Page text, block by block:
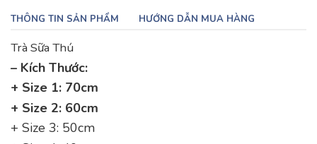
THÔNG TIN SẢN PHẨM HƯỚNG DẪN MUA HÀNG
Trà Sữa Thú
– Kích Thước:
+ Size 1: 70cm
+ Size 2: 60cm
+ Size 3: 50cm